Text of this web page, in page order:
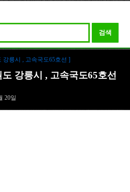
검색
강릉시 , 고속국도65호선 ]
강릉시 , 고속국도65호선
20일